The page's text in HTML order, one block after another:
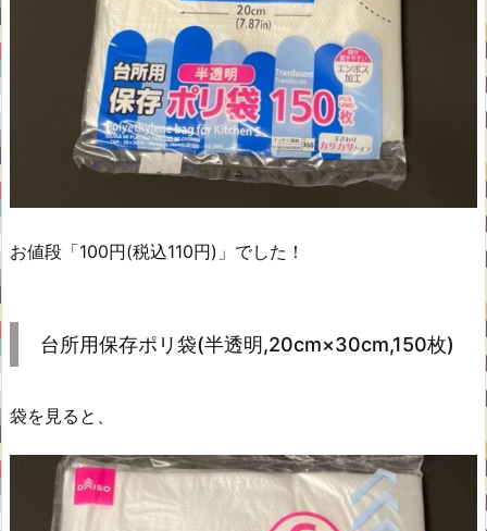
お値段「100円(税込110円)」でした！
台所用保存ポリ袋(半透明,20cm×30cm,150枚)
袋を見ると、